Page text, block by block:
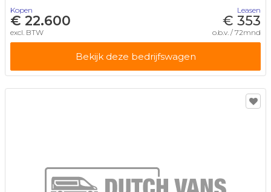
Kopen
€ 22.600
excl. BTW
Leasen
€ 353
o.b.v. / 72mnd
Bekijk deze bedrijfswagen